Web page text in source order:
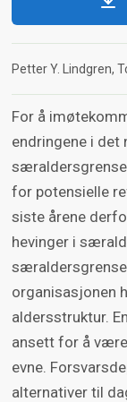
Petter Y. Lindgren
For å
endringene i det
for potensielle
siste årene
hevinger i
organisasjonen
aldersstruktur.
ansett for å
evne.
alternativer til